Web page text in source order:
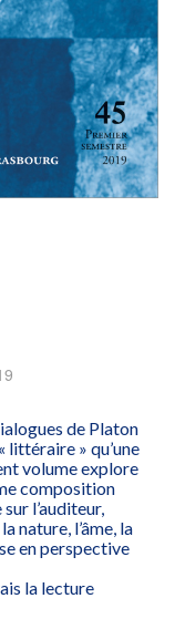
de Platon
littéraire » qu’une
volume explore
composition
l’auditeur,
nature, l’âme, la
en perspective
la lecture